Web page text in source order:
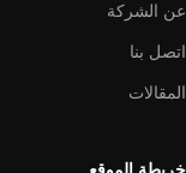
عن الشركة
اتصل بنا
المقالات